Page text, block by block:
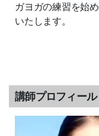
ガヨガの練習を始
いたします。
講師プロフィール